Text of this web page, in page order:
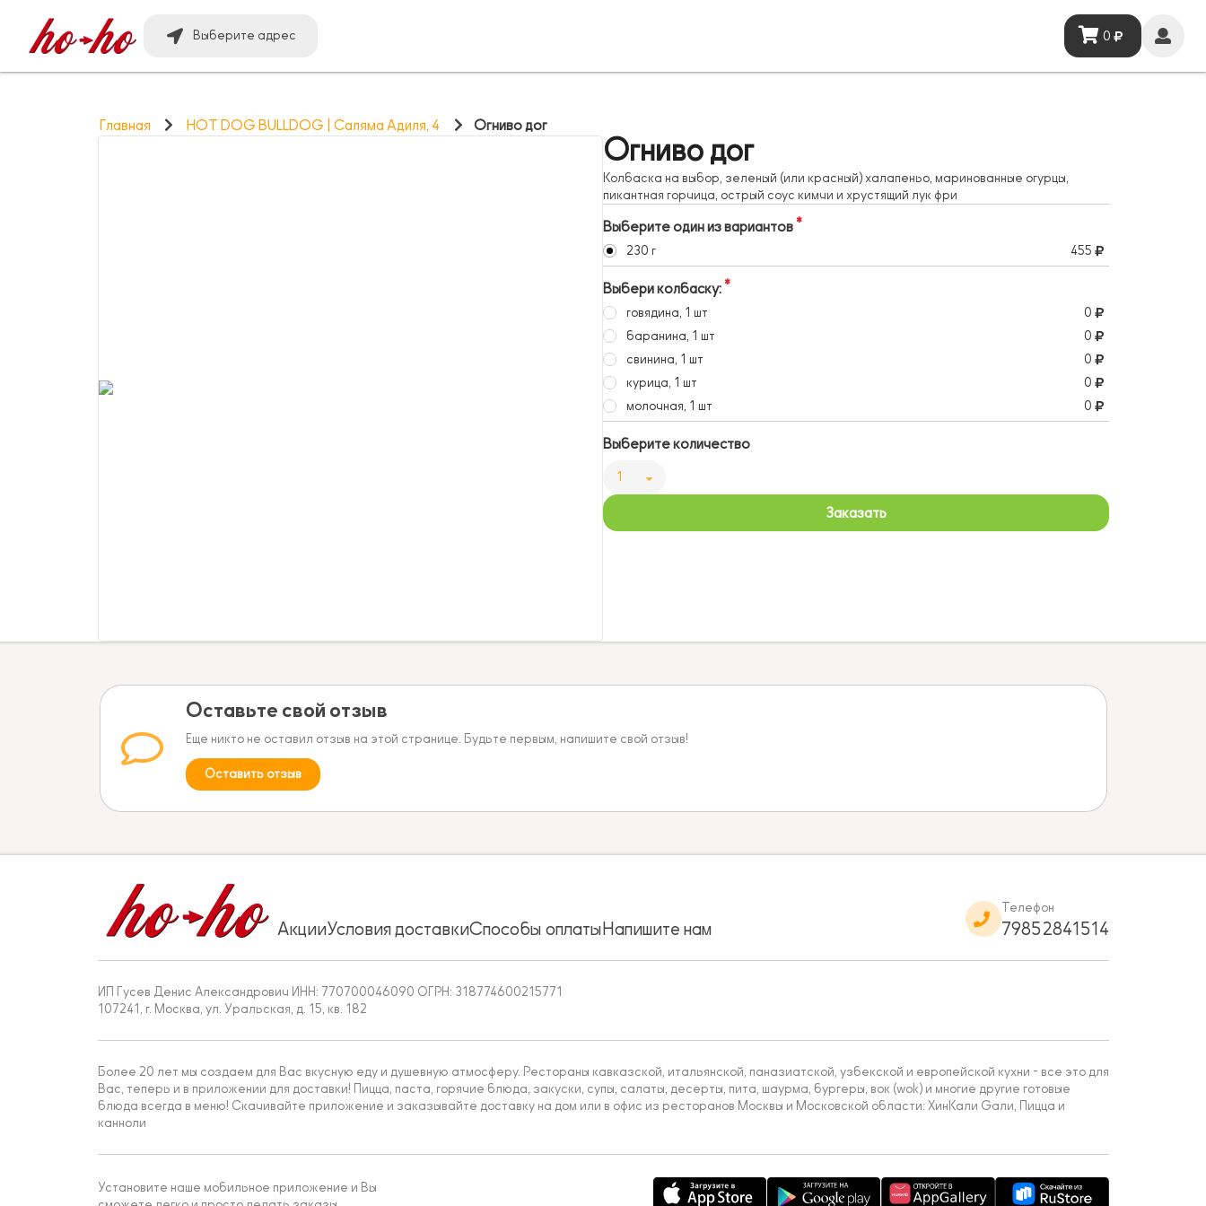
Выберите адрес 0
Главная HOT DOG BULLDOG | Саляма Адиля, 4 Огниво дог
Огниво дог
Колбаска на выбор, зеленый (или красный) халапеньо, маринованные огурцы,
пикантная горчица, острый соус кимчи и хрустящий лук фри
Выберите один из вариантов
230 г 455
Выбери колбаску:
говядина, 1 шт
0
баранина, 1 шт
0
свинина, 1 шт
0
курица, 1 шт
0
молочная, 1 шт
0
Выберите количество
1
Заказать
Оставьте свой отзыв
Еще никто не оставил отзыв на этой странице. Будьте первым, напишите свой отзыв!
Оставить отзыв
АкцииУсловия доставкиСпособы оплатыНапишите нам
Телефон
79852841514
ИП Гусев Денис Александрович ИНН: 770700046090 ОГРН: 318774600215771
107241, г. Москва, ул. Уральская, д. 15, кв. 182
Более 20 лет мы создаем для Вас вкусную еду и душевную атмосферу. Рестораны кавказской, итальянской, паназиатской, узбекской и европейской кухни - все это для
Вас, теперь и в приложении для доставки! Пицца, паста, горячие блюда, закуски, супы, салаты, десерты, пита, шаурма, бургеры, вок (wok) и многие другие готовые
блюда всегда в меню! Скачивайте приложение и заказывайте доставку на дом или в офис из ресторанов Москвы и Московской области: ХинКали Gали, Пицца и
канноли
Установите наше мобильное приложение и Вы